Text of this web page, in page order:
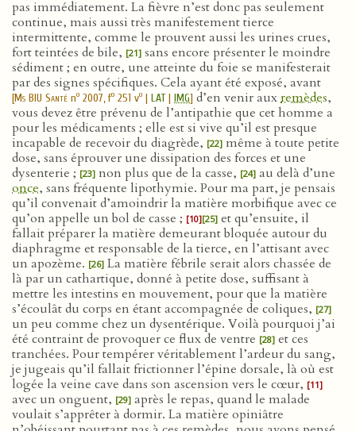
pas immédiatement. La fièvre n’est donc pas seulement
continue, mais aussi très manifestement tierce
intermittente, comme le prouvent aussi les urines crues,
fort teintées de bile, [21] sans encore présenter le moindre
sédiment ; en outre, une atteinte du foie se manifesterait
par des signes spécifiques. Cela ayant été exposé, avant
[Ms BIU Santé no 2007, fo 251 vo | LAT| IMG] d’en venir auxremèdes,
vous devez être prévenu de l’antipathie que cet homme a
pour les médicaments ; elle est si vive qu’il est presque
incapable de recevoir du diagrède, [22] même à toute petite
dose, sans éprouver une dissipation des forces et une
dysenterie ; [23] non plus que de la casse, [24] au delà d’une
once, sans fréquente lipothymie. Pour ma part, je pensais
qu’il convenait d’amoindrir la matière morbifique avec ce
qu’on appelle un bol de casse ; [10][25] et qu’ensuite, il
fallait préparer la matière demeurant bloquée autour du
diaphragme et responsable de la tierce, en l’attisant avec
un apozème. [26] La matière fébrile serait alors chassée de
là par un cathartique, donné à petite dose, suffisant à
mettre les intestins en mouvement, pour que la matière
s’écoulât du corps en étant accompagnée de coliques, [27]
un peu comme chez un dysentérique. Voilà pourquoi j’ai
été contraint de provoquer ce flux de ventre [28] et ces
tranchées. Pour tempérer véritablement l’ardeur du sang,
je jugeais qu’il fallait frictionner l’épine dorsale, là où est
logée la veine cave dans son ascension vers le cœur, [11]
avec un onguent, [29] après le repas, quand le malade
voulait s’apprêter à dormir. La matière opiniâtre